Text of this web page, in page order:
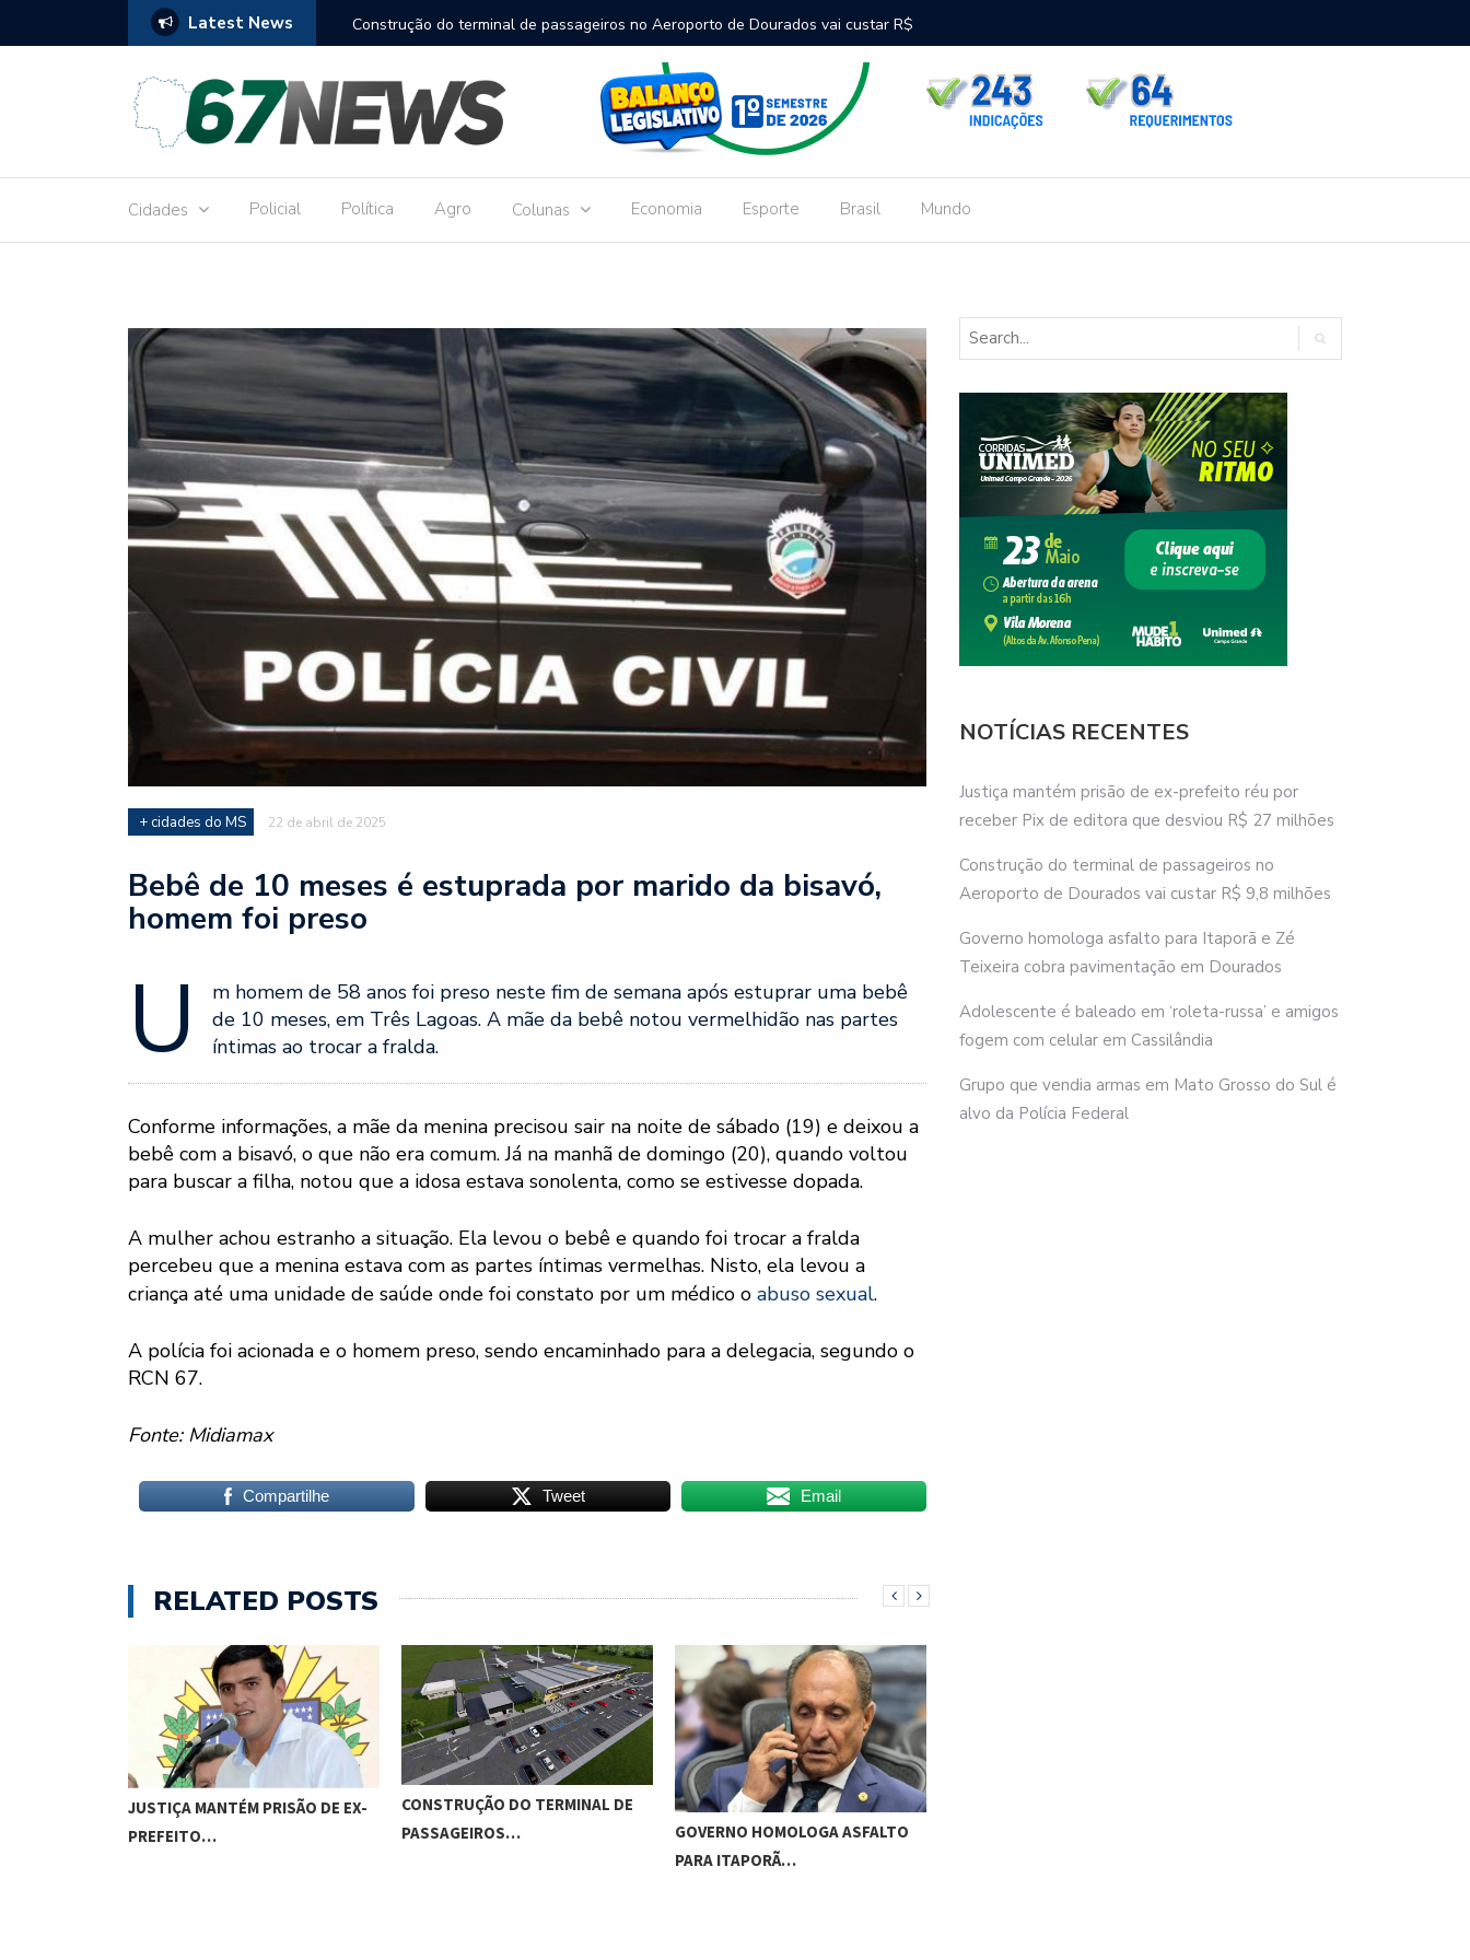
Latest News
réu por receber Pix de editora que desviou
Construção do terminal de passageiros no Aeroporto de Dourados vai custar R$
9,8 milhões
Dourados
Cidades Policial Política Agro Colunas Economia Esporte Brasil Mundo
+ cidades do MS 22 de abril de 2025
Bebê de 10 meses é estuprada por marido da bisavó,
homem foi preso
U
m homem de 58 anos foi preso neste fim de semana após estuprar uma bebê
de 10 meses, em Três Lagoas. A mãe da bebê notou vermelhidão nas partes
íntimas ao trocar a fralda.
Conforme informações, a mãe da menina precisou sair na noite de sábado (19) e deixou a
bebê com a bisavó, o que não era comum. Já na manhã de domingo (20), quando voltou
para buscar a filha, notou que a idosa estava sonolenta, como se estivesse dopada.
A mulher achou estranho a situação. Ela levou o bebê e quando foi trocar a fralda
percebeu que a menina estava com as partes íntimas vermelhas. Nisto, ela levou a
criança até uma unidade de saúde onde foi constato por um médico o abuso sexual.
A polícia foi acionada e o homem preso, sendo encaminhado para a delegacia, segundo o
RCN 67.
Fonte: Midiamax
Compartilhe Tweet Email
RELATED POSTS
JUSTIÇA MANTÉM PRISÃO DE EX-
PREFEITO…
CONSTRUÇÃO DO TERMINAL DE
PASSAGEIROS…
GOVERNO HOMOLOGA ASFALTO
PARA ITAPORÃ…
NOTÍCIAS RECENTES
Justiça mantém prisão de ex-prefeito réu por
receber Pix de editora que desviou R$ 27 milhões
Construção do terminal de passageiros no
Aeroporto de Dourados vai custar R$ 9,8 milhões
Governo homologa asfalto para Itaporã e Zé
Teixeira cobra pavimentação em Dourados
Adolescente é baleado em ‘roleta-russa’ e amigos
fogem com celular em Cassilândia
Grupo que vendia armas em Mato Grosso do Sul é
alvo da Polícia Federal